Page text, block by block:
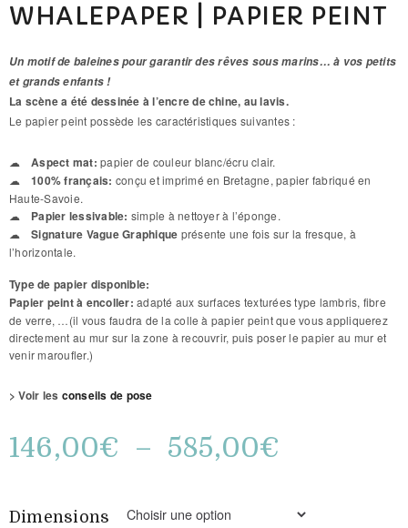
WHALEPAPER | PAPIER PEINT
Un motif de baleines pour garantir des rêves sous marins… à vos petits
et grands enfants !
La scène a été dessinée à l’encre de chine, au lavis.
Le papier peint possède les caractéristiques suivantes :
Aspect mat: papier de couleur blanc/écru clair.
100% français: conçu et imprimé en Bretagne, papier fabriqué en
Haute-Savoie.
Papier lessivable: simple à nettoyer à l’éponge.
Signature Vague Graphique présente une fois sur la fresque, à
l’horizontale.
Type de papier disponible:
Papier peint à encoller: adapté aux surfaces texturées type lambris, fibre
de verre, …(il vous faudra de la colle à papier peint que vous appliquerez
directement au mur sur la zone à recouvrir, puis poser le papier au mur et
venir maroufler.)
> Voir les conseils de pose
146,00€ – 585,00€
Dimensions